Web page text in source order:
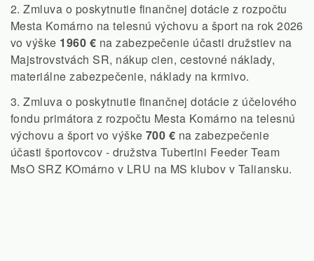
2. Zmluva o poskytnutie finančnej dotácie z rozpočtu
Mesta Komárno na telesnú výchovu a šport na rok 2026
vo výške 1960 € na zabezpečenie účasti družstiev na
Majstrovstvách SR, nákup cien, cestovné náklady,
materiálne zabezpečenie, náklady na krmivo.
3. Zmluva o poskytnutie finančnej dotácie z účelového
fondu primátora z rozpočtu Mesta Komárno na telesnú
výchovu a šport vo výške 700 € na zabezpečenie
účasti športovcov - družstva Tubertini Feeder Team
MsO SRZ KOmárno v LRU na MS klubov v Taliansku.